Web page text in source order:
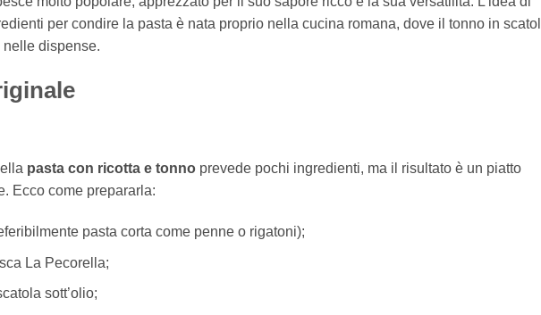
per condire la pasta è nata proprio nella cucina romana, dove il tonno in
dispense.
pasta con ricotta e tonno prevede pochi ingredienti, ma il risultato è un piatto
Ecco come prepararla:
pasta corta come penne o rigatoni);
La Pecorella;
sott’olio;